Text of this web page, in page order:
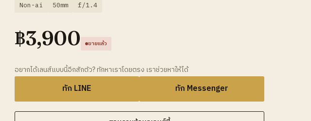
Non-ai 50mm f/1.4
฿3,900 ขายแล้ว
อยากได้เลนส์แบบนี้อีกสักตัว? ทักหาเราโดยตรง เราช่วยหาให้ได้
ทัก LINE ทัก Messenger